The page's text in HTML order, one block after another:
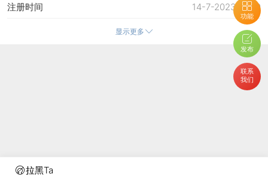
拉黑Ta
功能
发布
联系
我们
14-7-2023 14:50
注册时间
5-8-2026 17:33
5-8-2026 17:33
6-8-2026 22:26
显示更多